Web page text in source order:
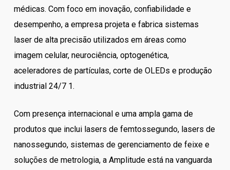
médicas. Com foco em inovação, confiabilidade e
desempenho, a empresa projeta e fabrica sistemas
laser de alta precisão utilizados em áreas como
imagem celular, neurociência, optogenética,
aceleradores de partículas, corte de OLEDs e produção
industrial 24/7 1.
Com presença internacional e uma ampla gama de
produtos que inclui lasers de femtossegundo, lasers de
nanossegundo, sistemas de gerenciamento de feixe e
soluções de metrologia, a Amplitude está na vanguarda